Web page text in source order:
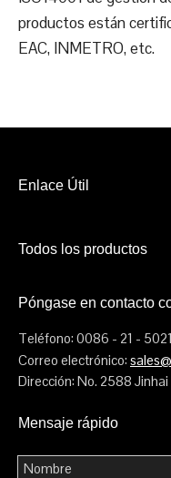
productos están
EAC, INMETRO, etc.
Enlace Útil
Todos los productos
Póngase en contacto
Teléfono: 0086 - 21 -
Correo electrónico:
Dirección: No. 2588
Mensaje rápido